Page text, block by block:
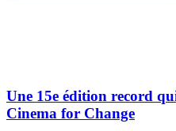
Une 15e édition record
Cinema for Change